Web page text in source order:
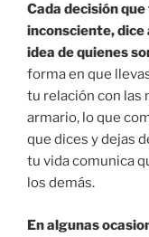
Cada decisión
inconsciente,
idea de quienes
forma en que
tu relación con las
armario, lo que
que dices y dejas
tu vida comunica
los demás.
En algunas